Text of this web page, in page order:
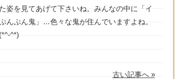
姿を見てあげて下さいね。みんなの中に「イ
んぷん鬼」…色々な鬼が住んでいますよね。
^*)
古い記事へ »